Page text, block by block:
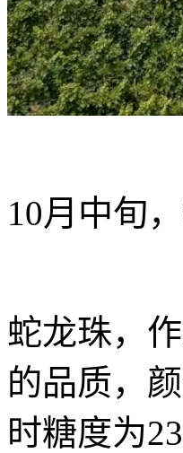
10月中旬
蛇龙珠，
的品质，
时糖度为